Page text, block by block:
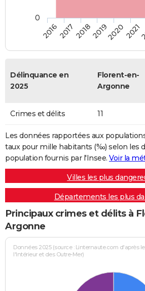
201620172018201920202021
0
Délinquance en
2025
Florent-en-
Argonne
Crimes et délits 11
Les données rapportées aux
taux pour mille habitants (‰) selon les
population fournis par l'Insee. Voir la
Villes les plus
Départements les plus
Principaux crimes et délits à
Argonne
Données 2025 (source : Linternaute.com d'après
l'Intérieur et des Outre-Mer)